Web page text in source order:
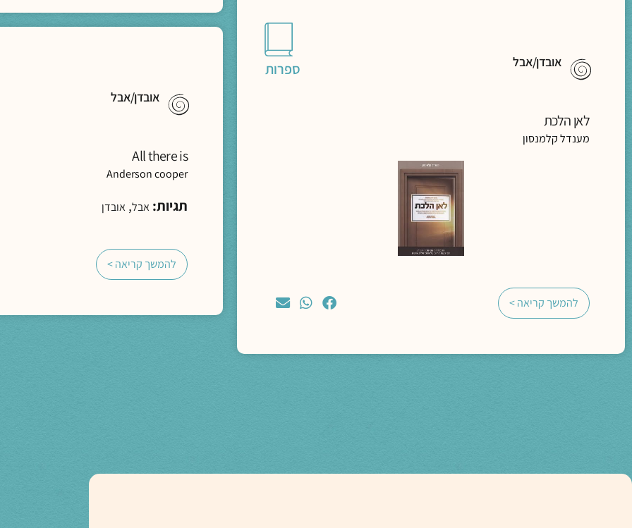
ספרות אובדן/אבל
לאן הלכת
מענדל קלמנסון
להמשך קריאה >
אובדן/אבל
All there is
Anderson cooper
תגיות: אבל, אובדן
להמשך קריאה >